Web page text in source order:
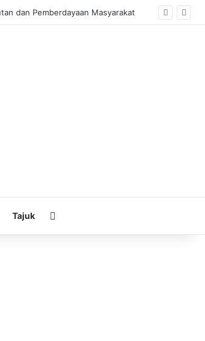
dan Pemberdayaan Masyarakat
Tajuk